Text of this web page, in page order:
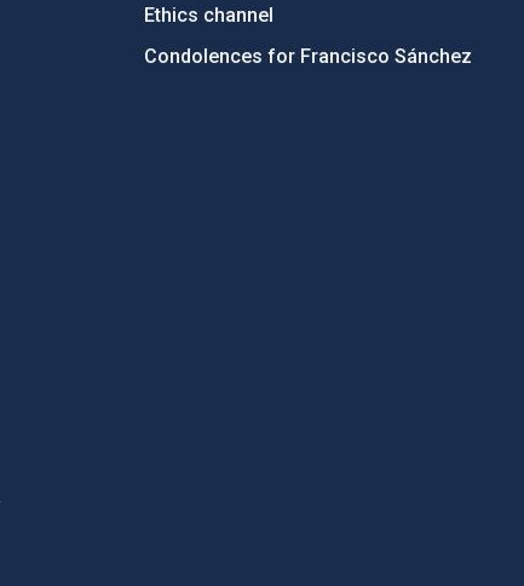
Ethics channel
Condolences for Francisco Sánchez